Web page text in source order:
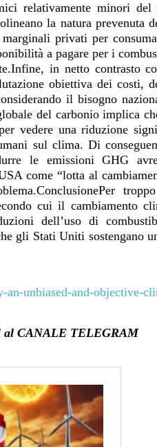
relativamente minori del
la natura prevenuta
privati per
a pagare per i
in netto contrasto
obiettiva dei costi,
il bisogno
del carbonio implica
vedere una riduzione
sul clima. Di
le emissioni GHG
come “lotta al
cui il cambiamento
dell’uso di
gli Stati Uniti sostengano
unbiased-and-objective-
al CANALE TELEGRAM